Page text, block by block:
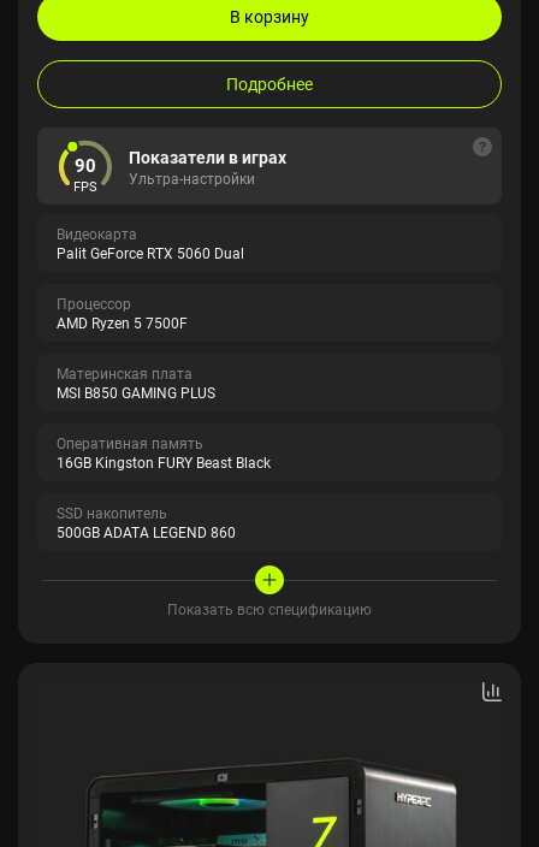
В корзину
Подробнее
90
FPS
Показатели в играх
Ультра-настройки
Видеокарта
Palit GeForce RTX 5060 Dual
Процессор
AMD Ryzen 5 7500F
Материнская плата
MSI B850 GAMING PLUS
Оперативная память
16GB Kingston FURY Beast Black
SSD накопитель
500GB ADATA LEGEND 860
Показать всю спецификацию